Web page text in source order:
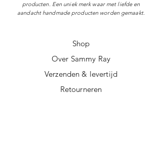
producten. Een uniek merk waar met liefde en
aandacht handmade producten worden gemaakt.
Shop
Over Sammy Ray
Verzenden & levertijd
Retourneren